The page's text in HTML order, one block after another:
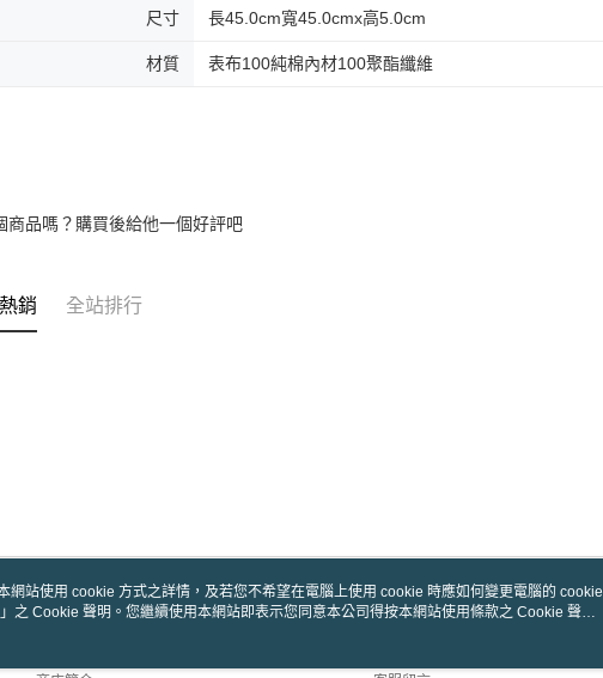
尺寸 長45.0cm寬45.0cmx高5.0cm
材質 表布100純棉內材100聚酯纖維
商品嗎？購買後給他一個好評吧
銷 全站排行
關於我們 客服資訊
網站使用 cookie 方式之詳情，及若您不希望在電腦上使用 cookie 時應如何變更電腦的 cookie
」之 Cookie 聲明。您繼續使用本網站即表示您同意本公司得按本網站使用條款之 Cookie 聲明